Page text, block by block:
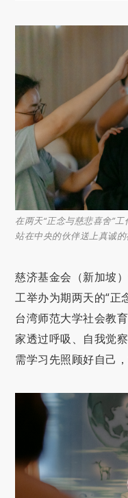
在两天“正念与慈悲喜舍”
站在中央的伙伴送上真诚的
慈济基金会（新加坡
工举办为期两天的“正
台湾师范大学社会教
家透过呼吸、自我觉
需学习先照顾好自己